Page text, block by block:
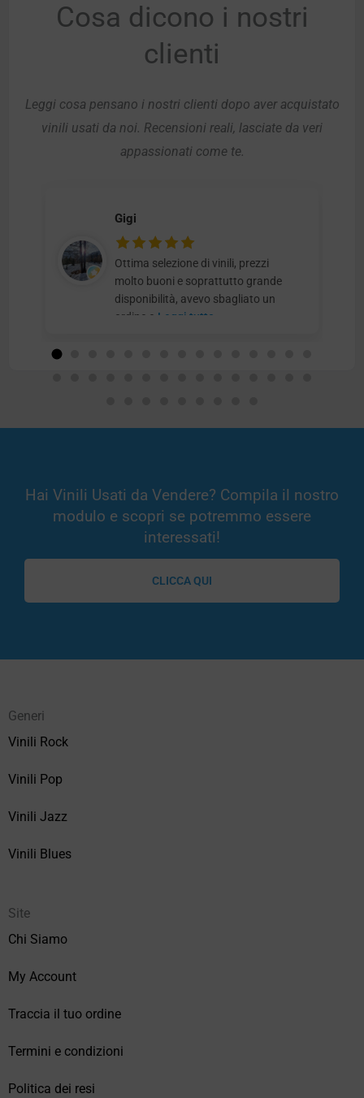
Cosa dicono i nostri
clienti
Leggi cosa pensano i nostri clienti dopo aver acquistato
vinili usati da noi. Recensioni reali, lasciate da veri
appassionati come te.
Gigi
Ottima selezione di vinili, prezzi
molto buoni e soprattutto grande
disponibilità, avevo sbagliato un
ordine e Leggi tutto
Hai Vinili Usati da Vendere? Compila il nostro
modulo e scopri se potremmo essere
interessati!
CLICCA QUI
Generi
Vinili Rock
Vinili Pop
Vinili Jazz
Vinili Blues
Site
Chi Siamo
My Account
Traccia il tuo ordine
Termini e condizioni
Politica dei resi